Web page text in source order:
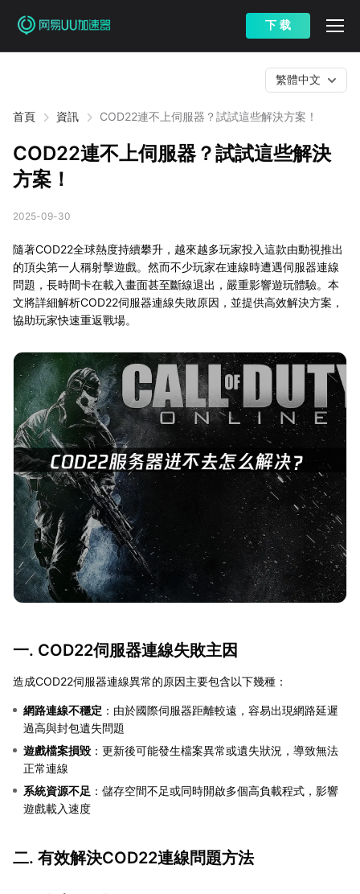
下 载
首頁 資訊 COD22連不上伺服器？試試這些解決方案！
繁體中文
COD22連不上伺服器？試試這些解決
方案！
2025-09-30
隨著COD22全球熱度持續攀升，越來越多玩家投入這款由動視推出
的頂尖第一人稱射擊遊戲。然而不少玩家在連線時遭遇伺服器連線
問題，長時間卡在載入畫面甚至斷線退出，嚴重影響遊玩體驗。本
文將詳細解析COD22伺服器連線失敗原因，並提供高效解決方案，
協助玩家快速重返戰場。
一. COD22伺服器連線失敗主因
造成COD22伺服器連線異常的原因主要包含以下幾種：
網路連線不穩定 ：由於國際伺服器距離較遠，容易出現網路延遲
過高與封包遺失問題
遊戲檔案損毀 ：更新後可能發生檔案異常或遺失狀況，導致無法
正常連線
系統資源不足 ：儲存空間不足或同時開啟多個高負載程式，影響
遊戲載入速度
二. 有效解決COD22連線問題方法